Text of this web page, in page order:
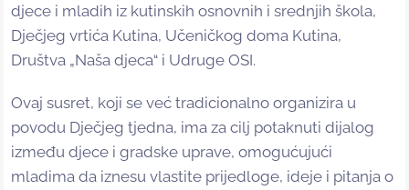
djece i mladih iz kutinskih osnovnih i srednjih škola,
Dječjeg vrtića Kutina, Učeničkog doma Kutina,
Društva „Naša djeca“ i Udruge OSI.
Ovaj susret, koji se već tradicionalno organizira u
povodu Dječjeg tjedna, ima za cilj potaknuti dijalog
između djece i gradske uprave, omogućujući
mladima da iznesu vlastite prijedloge, ideje i pitanja o